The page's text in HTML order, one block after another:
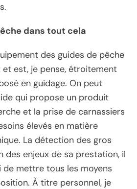
dans tout cela
des guides de pêche
et est, je pense, étroitement
en guidage. On peut
qui propose un produit
et la prise de carnassiers
élevés en matière
La détection des gros
des enjeux de sa prestation, il
mettre tous les moyens
À titre personnel, je